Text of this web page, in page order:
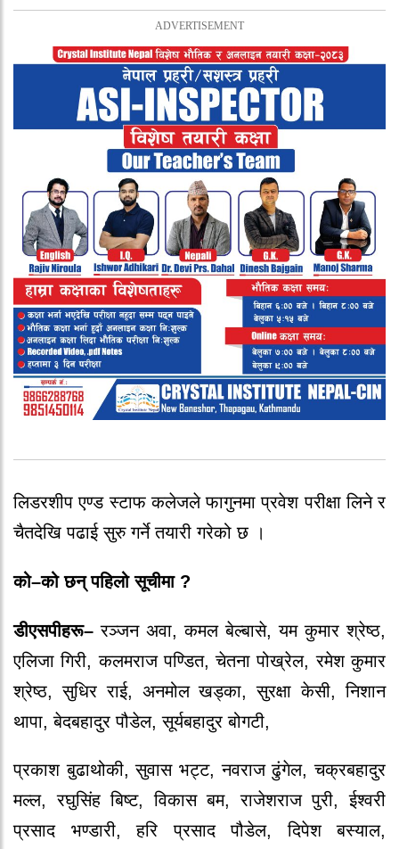
लिडरशीप एण्ड स्टाफ कलेजले फागुनमा प्रवेश परीक्षा लिने र
चैतदेखि पढाई सुरु गर्ने तयारी गरेको छ ।
को–को छन् पहिलो सूचीमा ?
डीएसपीहरू– रञ्जन अवा, कमल बेल्बासे, यम कुमार श्रेष्ठ,
एलिजा गिरी, कलमराज पण्डित, चेतना पोख्रेल, रमेश कुमार
श्रेष्ठ, सुधिर राई, अनमोल खड्का, सुरक्षा केसी, निशान
थापा, बेदबहादुर पौडेल, सूर्यबहादुर बोगटी,
प्रकाश बुढाथोकी, सुवास भट्ट, नवराज ढुंगेल, चक्रबहादुर
मल्ल, रघुसिंह बिष्ट, विकास बम, राजेशराज पुरी, ईश्वरी
प्रसाद भण्डारी, हरि प्रसाद पौडेल, दिपेश बस्याल,